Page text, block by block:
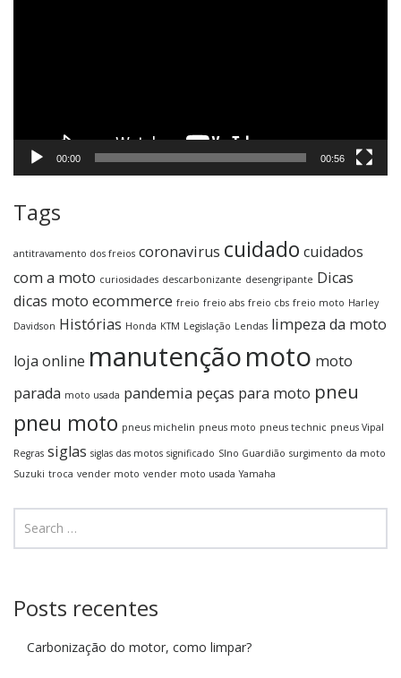
00:00 00:56
Tags
antitravamento dos freios coronavirus cuidado cuidados
com a moto curiosidades descarbonizante desengripante Dicas
dicas moto ecommerce freio freio abs freio cbs freio moto Harley
Davidson Histórias Honda KTM Legislação Lendas limpeza da moto
loja online manutençãomoto moto
parada moto usada pandemia peças para moto pneu
pneu moto pneus michelin pneus moto pneus technic pneus Vipal
Regras siglas siglas das motos significado SIno Guardião surgimento da moto
Suzuki troca vender moto vender moto usada Yamaha
Posts recentes
Carbonização do motor, como limpar?